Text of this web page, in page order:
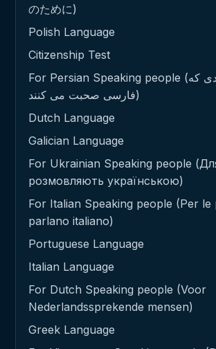
のために)
Polish Language
Citizenship Test
For Persian Speaking people (برای افرادی که
فارسی صحبت می کنند)
Dutch Language
Galician Language
For Ukrainian Speaking people
розмовляють українською)
For Italian Speaking people (Per le
parlano italiano)
Portuguese Language
Italian Language
For Dutch Speaking people (Voor
Nederlandssprekende mensen)
Greek Language